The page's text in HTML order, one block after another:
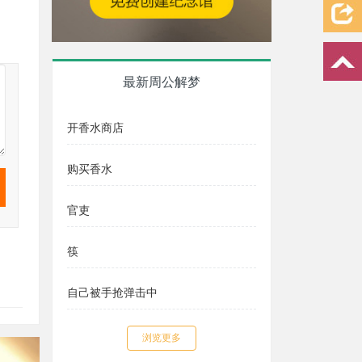
最新周公解梦
开香水商店
购买香水
官吏
筷
自己被手抢弹击中
浏览更多